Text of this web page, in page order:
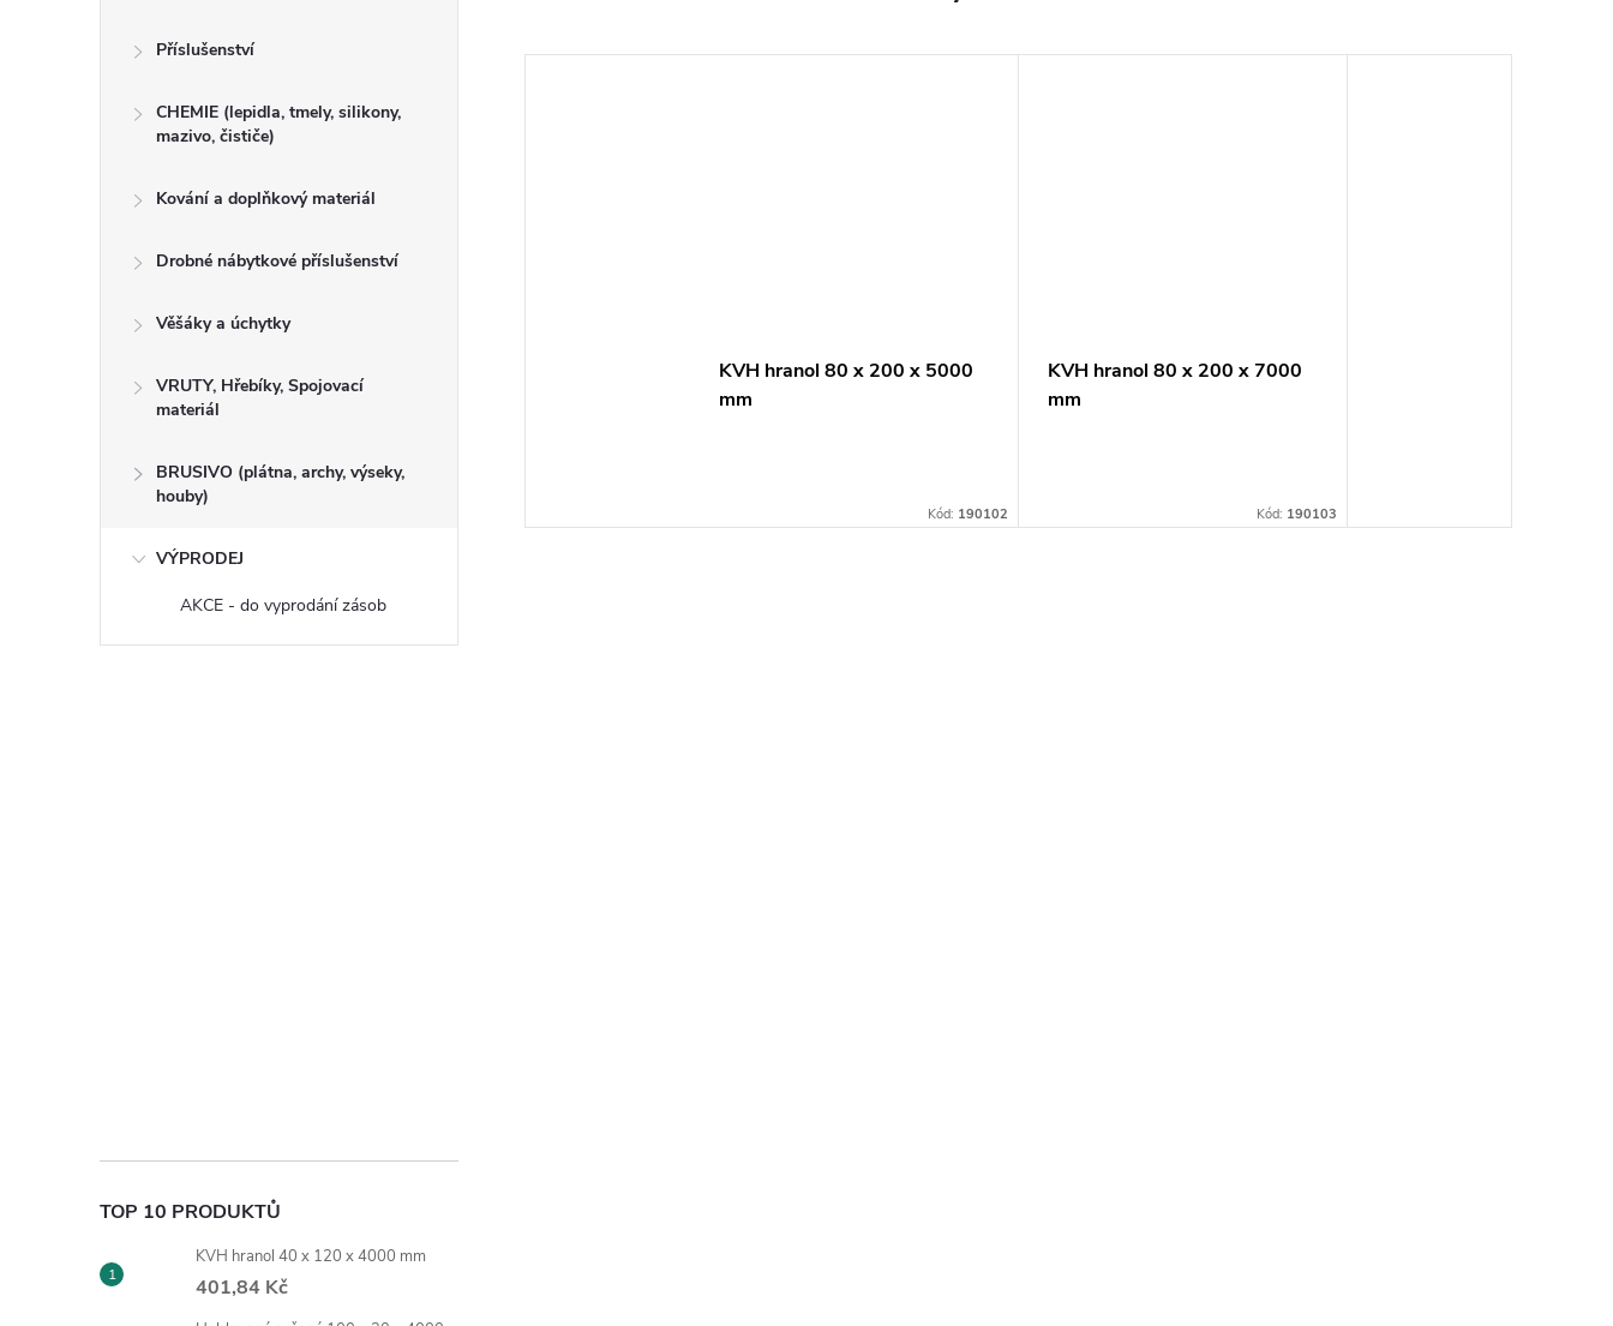
Příslušenství
CHEMIE (lepidla, tmely, silikony,
mazivo, čističe)
Kování a doplňkový materiál
Drobné nábytkové příslušenství
Věšáky a úchytky
VRUTY, Hřebíky, Spojovací
materiál
BRUSIVO (plátna, archy, výseky,
houby)
VÝPRODEJ
AKCE - do vyprodání zásob
TOP 10 PRODUKTŮ
KVH hranol 40 x 120 x 4000 mm
401,84 Kč
KVH hranol 80 x 200 x 5000
mm
Kód: 190102
KVH hranol 80 x 200 x 7000
mm
Kód: 190103